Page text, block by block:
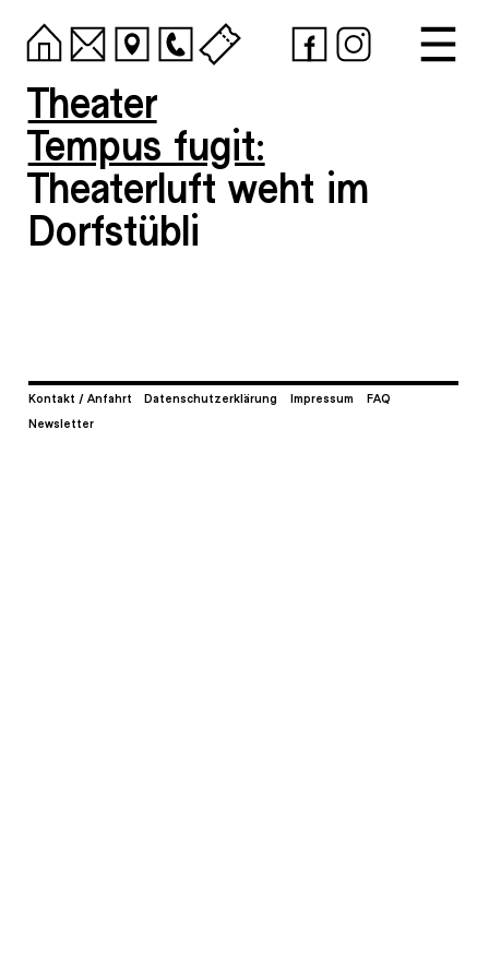
Theater
Tempus fugit:
Theaterluft weht im
Dorfstübli
Kontakt / Anfahrt Datenschutzerklärung Impressum
FAQ
Newsletter